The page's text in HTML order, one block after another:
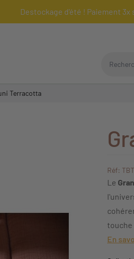
Destockage d'été ! Paiement 3x
Terracotta
Réf:
Le
touche
En